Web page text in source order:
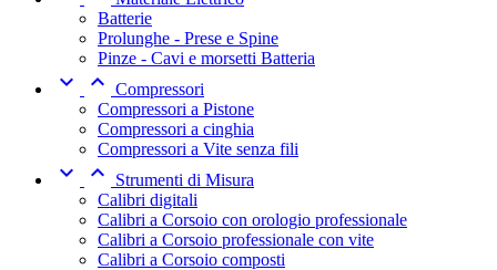
Batterie
Prolunghe - Prese e Spine
Pinze - Cavi e morsetti Batteria
  Compressori
Compressori a Pistone
Compressori a cinghia
Compressori a Vite senza fili
 
Strumenti di Misura
Calibri digitali
Calibri a Corsoio con orologio professionale
Calibri a Corsoio professionale con vite
Calibri a Corsoio composti